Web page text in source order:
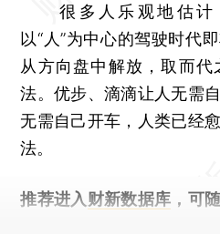
很多人乐观地估计
以“人”为中心的驾驶时代
从方向盘中解放，取而
法。优步、滴滴让人无需
无需自己开车，人类已经
法。
推荐进入 财新数据库 ，可